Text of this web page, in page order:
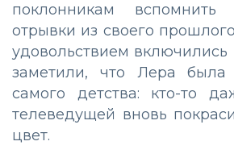
поклонникам
отрывки из своего
удовольствием включились
заметили, что Лера была
самого детства: кто-то
телеведущей вновь
цвет.